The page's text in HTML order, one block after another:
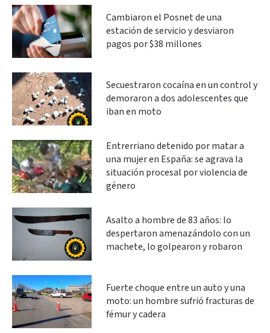
Cambiaron el Posnet de una
estación de servicio y desviaron
pagos por $38 millones
Secuestraron cocaína en un control y
demoraron a dos adolescentes que
iban en moto
Entrerriano detenido por matar a
una mujer en España: se agrava la
situación procesal por violencia de
género
Asalto a hombre de 83 años: lo
despertaron amenazándolo con un
machete, lo golpearon y robaron
Fuerte choque entre un auto y una
moto: un hombre sufrió fracturas de
fémur y cadera